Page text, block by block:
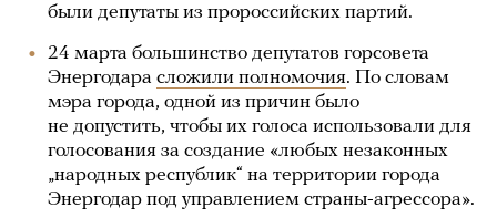
были депутаты из пророссийских партий.
24 марта большинство депутатов горсовета
Энергодара сложили полномочия. По словам
мэра города, одной из причин было
не допустить, чтобы их голоса использовали для
голосования за создание «любых незаконных
„народных республик“ на территории города
Энергодар под управлением страны-агрессора».